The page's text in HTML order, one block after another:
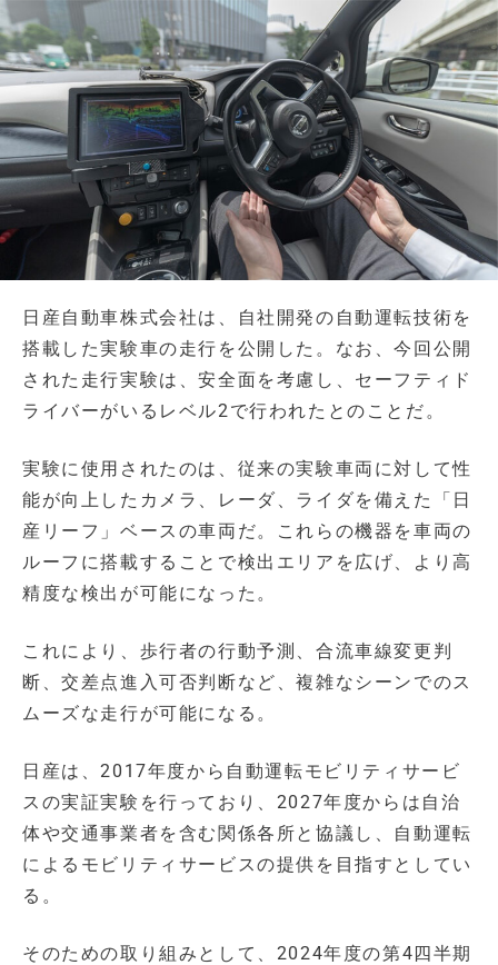
日産自動車株式会社は、自社開発の自動運転技術を
搭載した実験車の走行を公開した。なお、今回公開
された走行実験は、安全面を考慮し、セーフティド
ライバーがいるレベル2で行われたとのことだ。
実験に使用されたのは、従来の実験車両に対して性
能が向上したカメラ、レーダ、ライダを備えた「日
産リーフ」ベースの車両だ。これらの機器を車両の
ルーフに搭載することで検出エリアを広げ、より高
精度な検出が可能になった。
これにより、歩行者の行動予測、合流車線変更判
断、交差点進入可否判断など、複雑なシーンでのス
ムーズな走行が可能になる。
日産は、2017年度から自動運転モビリティサービ
スの実証実験を行っており、2027年度からは自治
体や交通事業者を含む関係各所と協議し、自動運転
によるモビリティサービスの提供を目指すとしてい
る。
そのための取り組みとして、2024年度の第4四半期